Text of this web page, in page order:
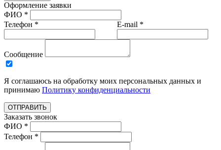
Оформление заявки
ФИО *
Телефон *
E-mail *
Сообщение
Я соглашаюсь на обработку моих персональных данных и
принимаю Политику конфиденциальности
ОТПРАВИТЬ
Заказать звонок
ФИО *
Телефон *